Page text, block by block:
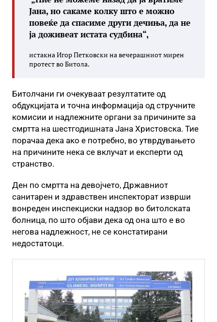
Јана, но сакаме колку што е можно
повеќе да спасиме други дечиња, да не
ја доживеат истата судбина“,
истакна Игор Петковски на вечерашниот мирен
протест во Битола.
Битолчани ги очекуваат резултатите од
обдукцијата и точна информација од стручните
комисии и надлежните органи за причините за
смртта на шестгодишната Јана Христовска. Тие
порачаа дека ако е потребно, во утврдувањето
на причините нека се вклучат и експерти од
странство.
Ден по смртта на девојчето, Државниот
санитарен и здравствен инспекторат изврши
вонреден инспекциски надзор во битолската
болница, по што објави дека од она што е во
негова надлежност, не се констатирани
недостатоци.